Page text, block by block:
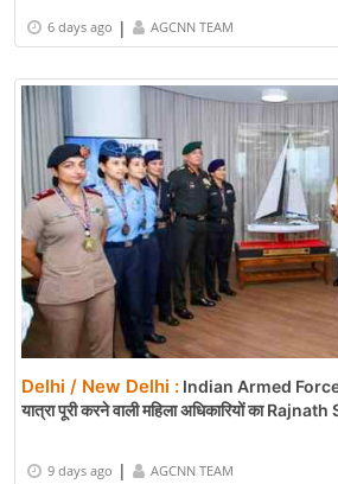
6 days ago | AGCNN TEAM
Delhi / New Delhi : Indian Armed
यात्रा पूरी करने वाली महिला अधिकारियों का
9 days ago | AGCNN TEAM